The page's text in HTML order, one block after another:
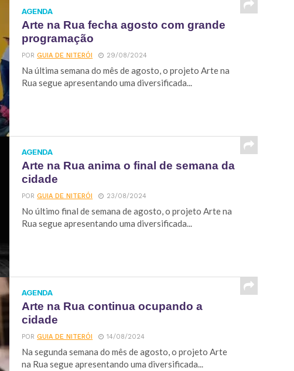
AGENDA
Arte na Rua fecha agosto com grande
programação
PORGUIA DE NITERÓI 29/08/2024
Na última semana do mês de agosto, o projeto Arte na
Rua segue apresentando uma diversificada...
AGENDA
Arte na Rua anima o final de semana da
cidade
PORGUIA DE NITERÓI 23/08/2024
No último final de semana de agosto, o projeto Arte na
Rua segue apresentando uma diversificada...
AGENDA
Arte na Rua continua ocupando a
cidade
PORGUIA DE NITERÓI 14/08/2024
Na segunda semana do mês de agosto, o projeto Arte
na Rua segue apresentando uma diversificada...